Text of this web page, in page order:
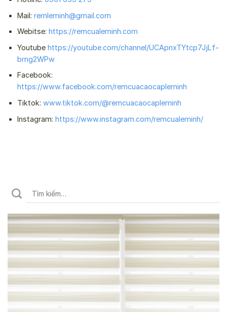
Mail: remleminh@gmail.com
Webitse: https://remcualeminh.com
Youtube https://youtube.com/channel/UCApnxTYtcp7JjLf-
bmg2WPw
Facebook:
https://www.facebook.com/remcuacaocapleminh
Tiktok: www.tiktok.com/@remcuacaocapleminh
Instagram: https://www.instagram.com/remcualeminh/